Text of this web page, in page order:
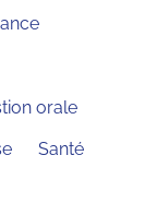
orale
Santé